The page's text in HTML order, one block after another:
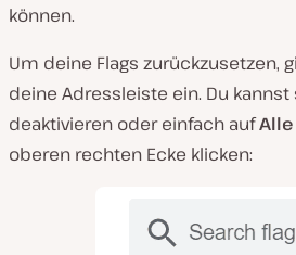
können.
Um deine Flags zurückzusetzen,
deine Adressleiste ein. Du
deaktivieren oder einfach auf
oberen rechten Ecke klicken: